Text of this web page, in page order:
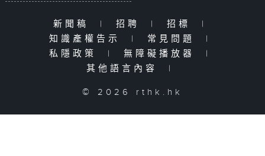
新聞稿 | 招聘 | 招標
|
知識產權告示
| 常見問題
|
私隱政策
| 無障礙播放器
|
其他語言內容
|
© 2026 rthk.hk